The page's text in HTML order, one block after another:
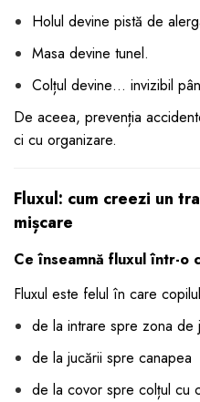
Holul devine pistă de
Masa devine tunel.
Colțul devine… invizibil
De aceea, prevenția
ci cu organizare.
Fluxul: cum creezi un
mișcare
Ce înseamnă fluxul într-o
Fluxul este felul în care
de la intrare spre zona de
de la jucării spre canapea
de la covor spre colțul cu